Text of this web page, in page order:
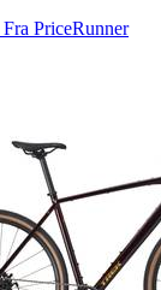
Fra PriceRunner